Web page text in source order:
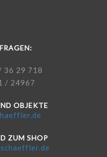
36 29 718
/ 24967
OBJEKTE
ZUM SHOP